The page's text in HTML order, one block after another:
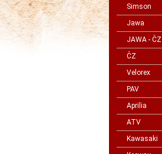
Simson
Jawa
JAWA - ČZ
ČZ
Velorex
PAV
Aprilia
ATV
Kawasaki